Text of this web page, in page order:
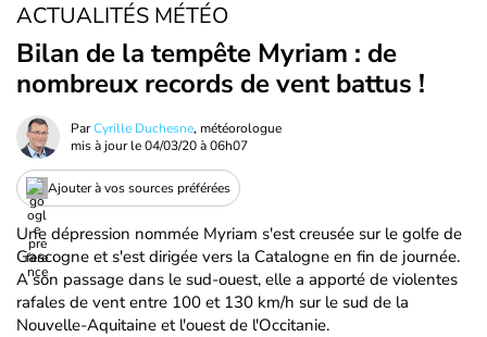
ACTUALITÉS MÉTÉO
Bilan de la tempête Myriam : de
nombreux records de vent battus !
ParCyrille Duchesne, météorologue
mis à jour le04/03/20 à 06h07
Ajouter à vos sources préférées
Une dépression nommée Myriam s'est creusée sur le golfe de
Gascogne et s'est dirigée vers la Catalogne en fin de journée.
A son passage dans le sud-ouest, elle a apporté de violentes
rafales de vent entre 100 et 130 km/h sur le sud de la
Nouvelle-Aquitaine et l'ouest de l'Occitanie.